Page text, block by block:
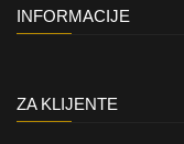
INFORMACIJE
ZA KLIJENTE